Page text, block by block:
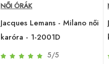
NŐI ÓRÁK
Jacques Lemans - Milano női
karóra - 1-2001D
5/5